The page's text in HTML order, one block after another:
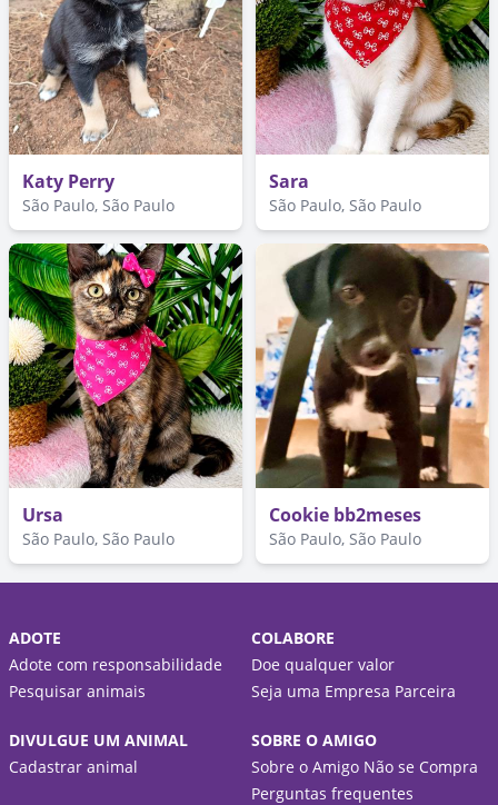
Katy Perry
São Paulo, São Paulo
Sara
São Paulo, São Paulo
Ursa
São Paulo, São Paulo
Cookie bb2meses
São Paulo, São Paulo
ADOTE
Adote com responsabilidade
Pesquisar animais
COLABORE
Doe qualquer valor
Seja uma Empresa Parceira
DIVULGUE UM ANIMAL
Cadastrar animal
SOBRE O AMIGO
Sobre o Amigo Não se Compra
Perguntas frequentes